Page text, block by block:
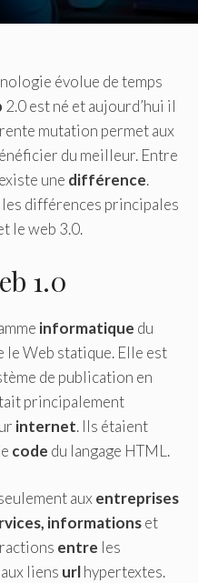
évolue de temps
2.0 est né et aujourd’hui il
mutation permet aux
du meilleur. Entre
une différence.
différences principales
le web 3.0.
1.0
informatique du
le Web statique. Elle est
de publication en
principalement
internet. Ils étaient
code du langage HTML.
aux entreprises
informationset
entre les
liens urlhypertextes.